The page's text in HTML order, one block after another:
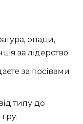
опади,
за лідерство.
за посівами
від типу до